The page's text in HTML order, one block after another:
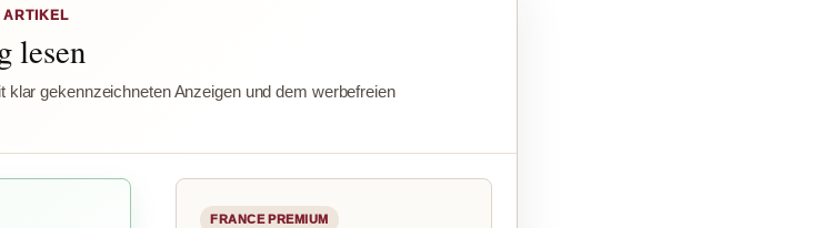
ARTIKEL
lesen
gekennzeichneten Anzeigen und dem werbefreien
FRANCE PREMIUM